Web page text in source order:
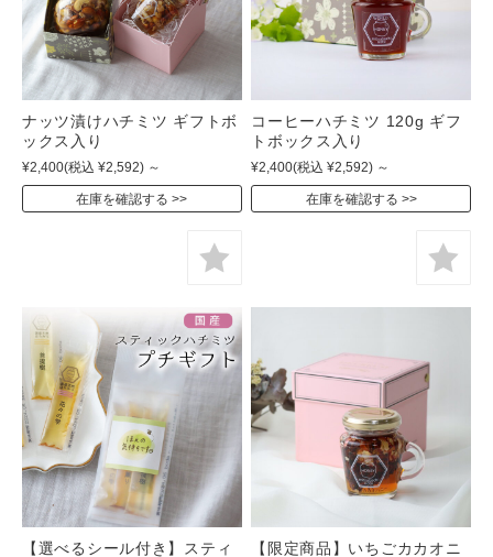
ナッツ漬けハチミツ ギフトボ
ックス入り
¥2,400(税込 ¥2,592) ～
在庫を確認する
コーヒーハチミツ 120g ギフ
トボックス入り
¥2,400(税込 ¥2,592) ～
在庫を確認する
【選べるシール付き】スティ 【限定商品】いちごカカオニ